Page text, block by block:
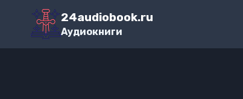
Перейти
содержимому
24audiobook.ru
Аудиокниги